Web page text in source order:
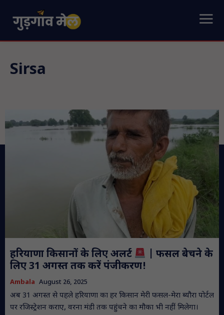
Sirsa
हरियाणा किसानों के लिए अलर्ट
| फसल बेचने के
लिए 31 अगस्त तक करें पंजीकरण!
Ambala August 26, 2025
अब 31 अगस्त से पहले हरियाणा का हर किसान मेरी फसल-मेरा ब्यौरा पोर्टल
पर रजिस्ट्रेशन कराए, वरना मंडी तक पहुंचने का मौका भी नहीं मिलेगा।